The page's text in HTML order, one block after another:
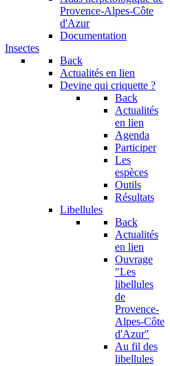
Provence-Alpes-Côte
d'Azur
Documentation
Insectes
Back
Actualités en lien
Devine qui criquette ?
Back
Actualités
en lien
Agenda
Participer
Les
espèces
Outils
Résultats
Libellules
Back
Actualités
en lien
Ouvrage
"Les
libellules
de
Provence-
Alpes-Côte
d'Azur"
Au fil des
libellules